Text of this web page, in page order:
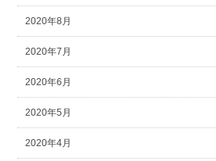
2020年8月
2020年7月
2020年6月
2020年5月
2020年4月